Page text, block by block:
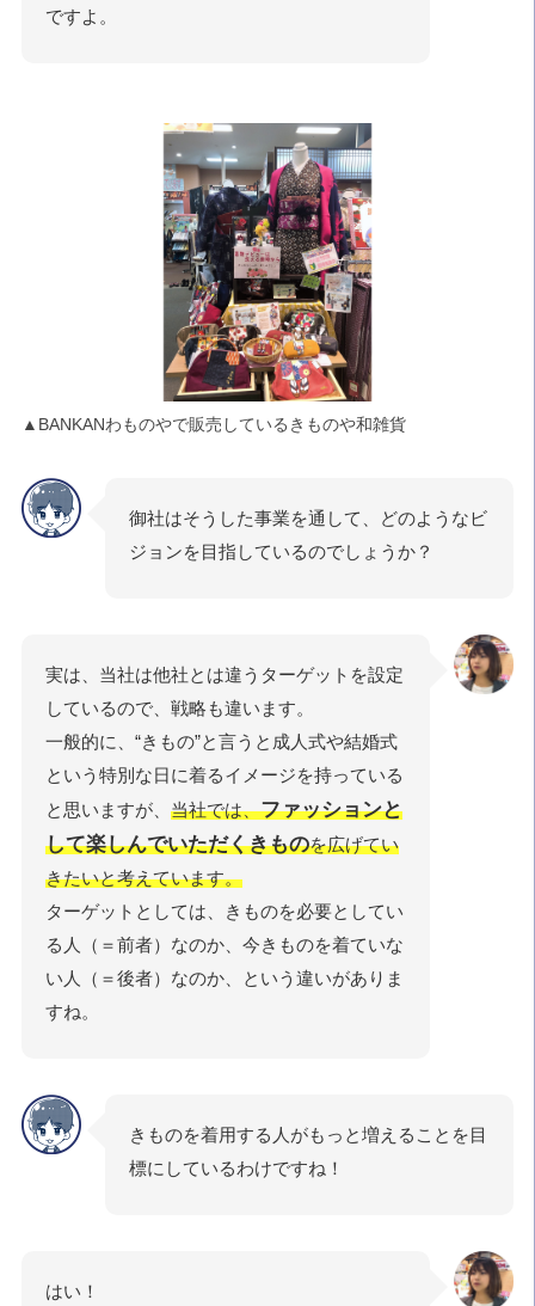
ですよ。
▲BANKANわものやで販売しているきものや和雑貨
御社はそうした事業を通して、どのようなビ
ジョンを目指しているのでしょうか？
実は、当社は他社とは違うターゲットを設定
しているので、戦略も違います。
一般的に、“きもの”と言うと成人式や結婚式
という特別な日に着るイメージを持っている
と思いますが、 当社では、ファッションと
して楽しんでいただくきものを広げてい
きたいと考えています。
ターゲットとしては、きものを必要としてい
る人（＝前者）なのか、今きものを着ていな
い人（＝後者）なのか、という違いがありま
すね。
きものを着用する人がもっと増えることを目
標にしているわけですね！
はい！